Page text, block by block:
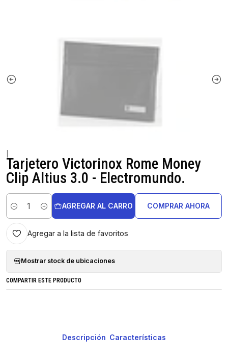
Tarjetero Victorinox Rome Money
Clip Altius 3.0 - Electromundo.
Cantidad
AGREGAR AL CARRO COMPRAR AHORA
Agregar a la lista de favoritos
Mostrar stock de ubicaciones
COMPARTIR ESTE PRODUCTO
Descripción Características